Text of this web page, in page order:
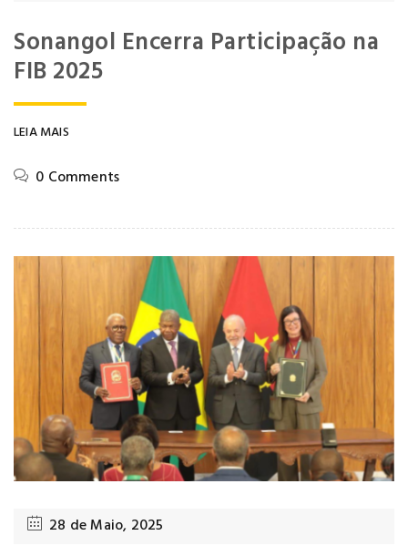
Sonangol Encerra Participação na
FIB 2025
LEIA MAIS
0 Comments
28 de Maio, 2025